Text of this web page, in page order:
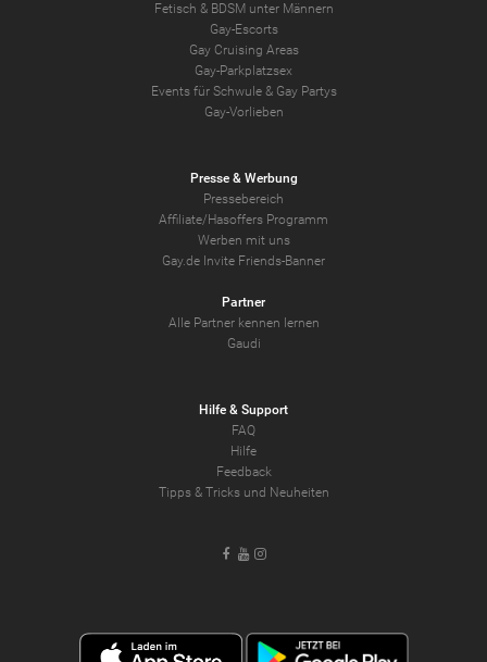
Fetisch & BDSM unter Männern
Gay-Escorts
Gay Cruising Areas
Gay-Parkplatzsex
Events für Schwule & Gay Partys
Gay-Vorlieben
Presse & Werbung
Pressebereich
Affiliate/Hasoffers Programm
Werben mit uns
Gay.de Invite Friends-Banner
Partner
Alle Partner kennen lernen
Gaudi
Hilfe & Support
FAQ
Hilfe
Feedback
Tipps & Tricks und Neuheiten
Facebook
YoutubeInstagram